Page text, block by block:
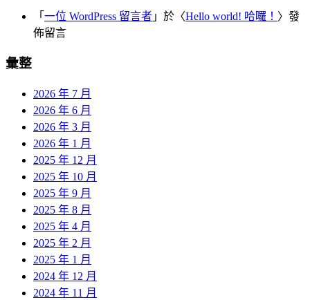
「 一位 WordPress 留言者 」於〈Hello world! 哈囉！ 〉發
佈留言
彙整
2026 年 7 月
2026 年 6 月
2026 年 3 月
2026 年 1 月
2025 年 12 月
2025 年 10 月
2025 年 9 月
2025 年 8 月
2025 年 4 月
2025 年 2 月
2025 年 1 月
2024 年 12 月
2024 年 11 月